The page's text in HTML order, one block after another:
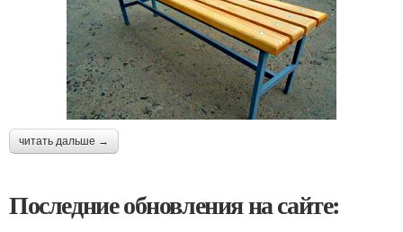
читать дальше →
Последние обновления на сайте: